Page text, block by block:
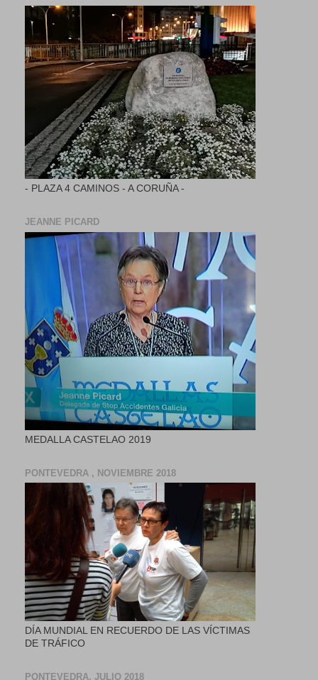
- PLAZA 4 CAMINOS - A CORUÑA -
JEANNE PICARD
MEDALLA CASTELAO 2019
PONTEVEDRA , NOVIEMBRE 2018
DÍA MUNDIAL EN RECUERDO DE LAS VÍCTIMAS
DE TRÁFICO
PONTEVEDRA, JULIO 2018